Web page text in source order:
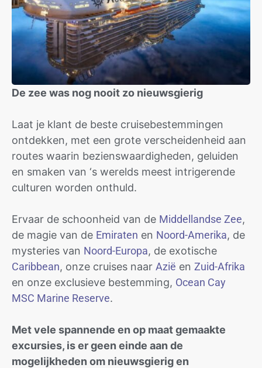
De zee was nog nooit zo nieuwsgierig
Laat je klant de beste cruisebestemmingen
ontdekken, met een grote verscheidenheid aan
routes waarin bezienswaardigheden, geluiden
en smaken van ‘s werelds meest intrigerende
culturen worden onthuld.
Ervaar de schoonheid van de Middellandse Zee,
de magie van de Emiraten en Noord-Amerika, de
mysteries van Noord-Europa, de exotische
Caribbean, onze cruises naar Azië en Zuid-Afrika
en onze exclusieve bestemming, Ocean Cay
MSC Marine Reserve.
Met vele spannende en op maat gemaakte
excursies, is er geen einde aan de
mogelijkheden om nieuwsgierig en